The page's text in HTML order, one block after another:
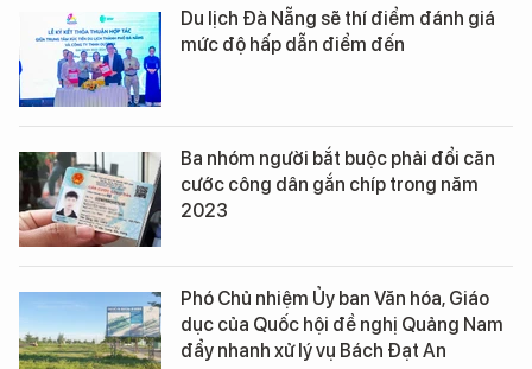
Du lịch Đà Nẵng sẽ thí điểm đánh giá
mức độ hấp dẫn điểm đến
Ba nhóm người bắt buộc phải đổi căn
cước công dân gắn chíp trong năm
2023
Phó Chủ nhiệm Ủy ban Văn hóa, Giáo
dục của Quốc hội đề nghị Quảng Nam
đẩy nhanh xử lý vụ Bách Đạt An